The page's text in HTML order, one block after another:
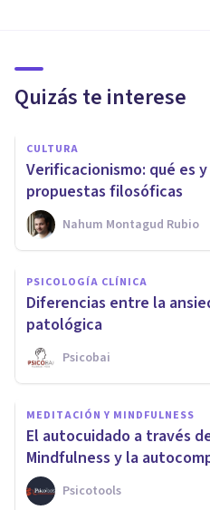
Quizás te interese
CULTURA
Verificacionismo: qué es
propuestas filosóficas
Nahum Montagud Rubio
PSICOLOGÍA CLÍNICA
Diferencias entre la
patológica
Psicobai
MEDITACIÓN Y MINDFULNESS
El autocuidado a través
Mindfulness y la
Psicotools